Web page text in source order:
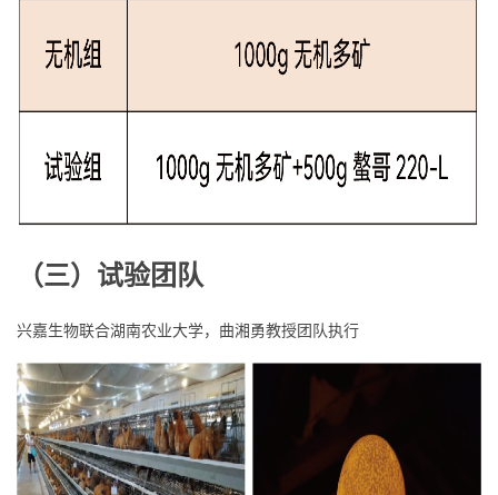
（三）试验团队
兴嘉生物联合湖南农业大学，曲湘勇教授团队执行